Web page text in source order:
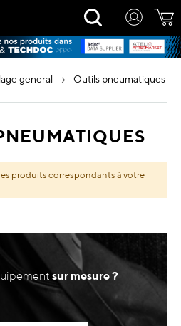
Rechercher
general outils pneumatiques
produits correspondants à votre
sur mesure ?